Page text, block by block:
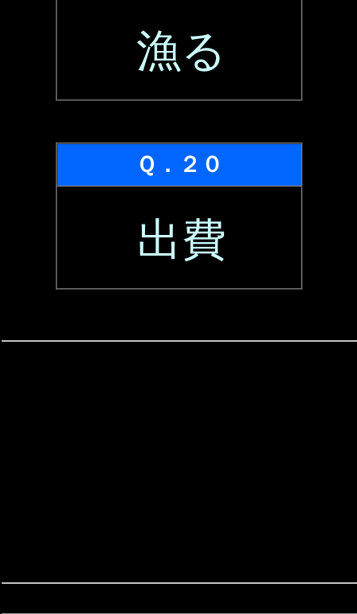
漁る
Ｑ．２０
出費